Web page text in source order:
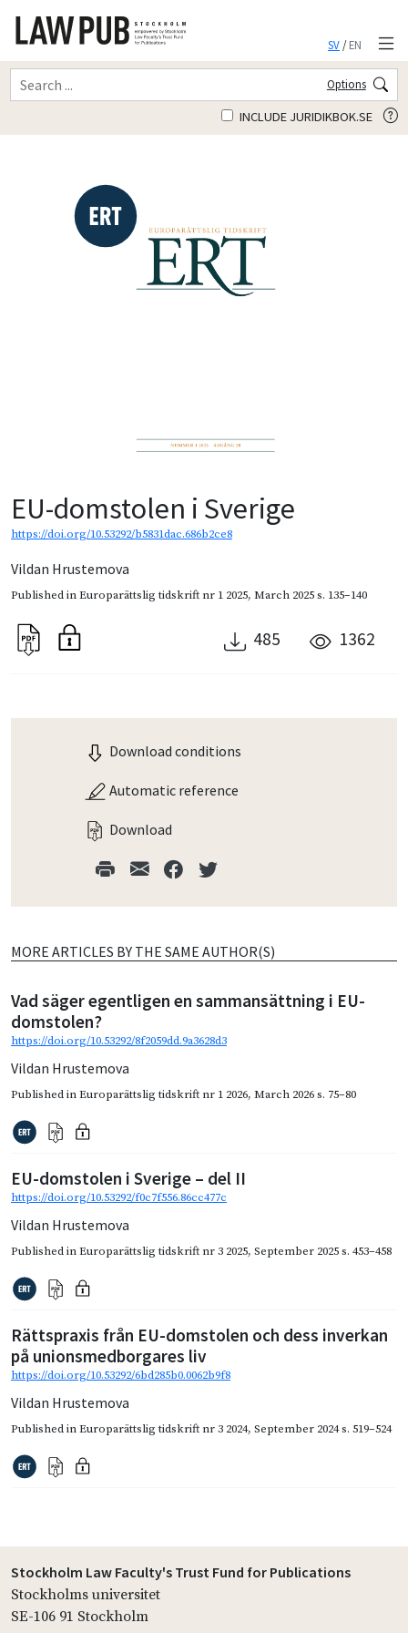
SV/EN
Options
INCLUDE JURIDIKBOK.SE
EU-domstolen i Sverige
https://doi.org/10.53292/b5831dac.686b2ce8
Vildan Hrustemova
Published inEuroparättslig tidskrift nr 1 2025, March 2025s. 135–140
485 1362
Download conditions
Automatic reference
Download
MORE ARTICLES BY THE SAME AUTHOR(S)
Vad säger egentligen en sammansättning i EU-
domstolen?
https://doi.org/10.53292/8f2059dd.9a3628d3
Vildan Hrustemova
Published inEuroparättslig tidskrift nr 1 2026, March 2026s. 75–80
EU-domstolen i Sverige – del II
https://doi.org/10.53292/f0c7f556.86cc477c
Vildan Hrustemova
Published inEuroparättslig tidskrift nr 3 2025, September 2025s. 453–458
Rättspraxis från EU-domstolen och dess inverkan
på unionsmedborgares liv
https://doi.org/10.53292/6bd285b0.0062b9f8
Vildan Hrustemova
Published inEuroparättslig tidskrift nr 3 2024, September 2024s. 519–524
Stockholm Law Faculty's Trust Fund for Publications
Stockholms universitet
SE-106 91 Stockholm